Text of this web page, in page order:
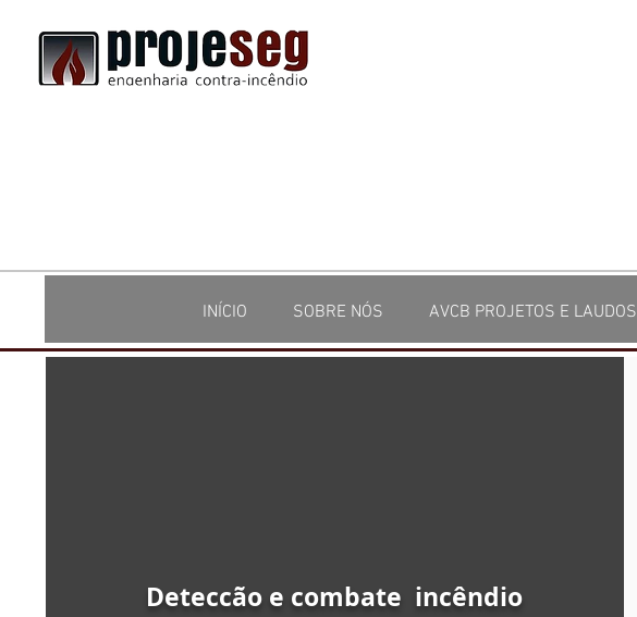
INÍCIO SOBRE NÓS AVCB PROJETOS E LAUDOS
Deteccão e combate incêndio